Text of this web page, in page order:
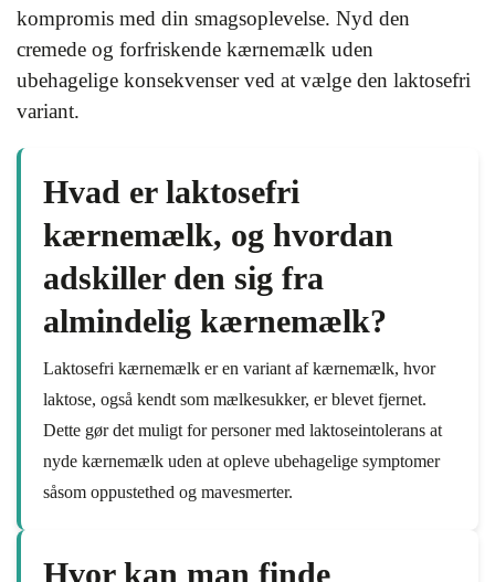
kompromis med din smagsoplevelse. Nyd den
cremede og forfriskende kærnemælk uden
ubehagelige konsekvenser ved at vælge den laktosefri
variant.
Hvad er laktosefri
kærnemælk, og hvordan
adskiller den sig fra
almindelig kærnemælk?
Laktosefri kærnemælk er en variant af kærnemælk, hvor
laktose, også kendt som mælkesukker, er blevet fjernet.
Dette gør det muligt for personer med laktoseintolerans at
nyde kærnemælk uden at opleve ubehagelige symptomer
såsom oppustethed og mavesmerter.
Hvor kan man finde